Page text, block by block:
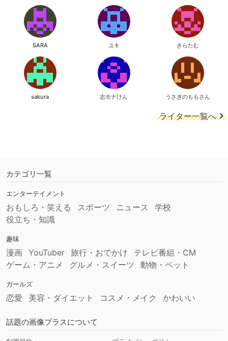
SARA ユキ きらたむ
sakura 志モナけん うさぎのももさん
ライター一覧へ
カテゴリ一覧
エンターテイメント
おもしろ・笑える スポーツ ニュース
学校
役立ち・知識
趣味
漫画 YouTuber 旅行・おでかけ
テレビ番組・CM
ゲーム・アニメ
グルメ・スイーツ 動物・ペット
ガールズ
恋愛 美容・ダイエット コスメ・メイク かわいい
話題の画像プラスについて